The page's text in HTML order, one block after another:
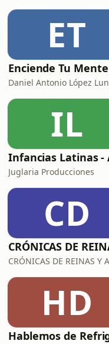
ET
Enciende Tu Mente
IL
Juglaria Producciones
CD
HD